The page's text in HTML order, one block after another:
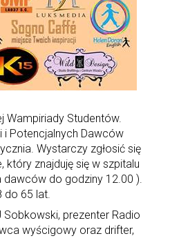
Wampiriady Studentów.
i Potencjalnych Dawców
Wystarczy zgłosić się
który znajduję się w szpitalu
do godziny 12.00 ).
65 lat.
Sobkowski, prezenter Radio
wyścigowy oraz drifter,